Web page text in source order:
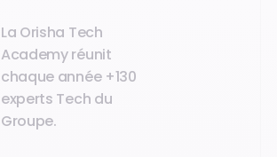
La Orisha Tech
Academy réunit
chaque année +130
experts Tech du
Groupe.